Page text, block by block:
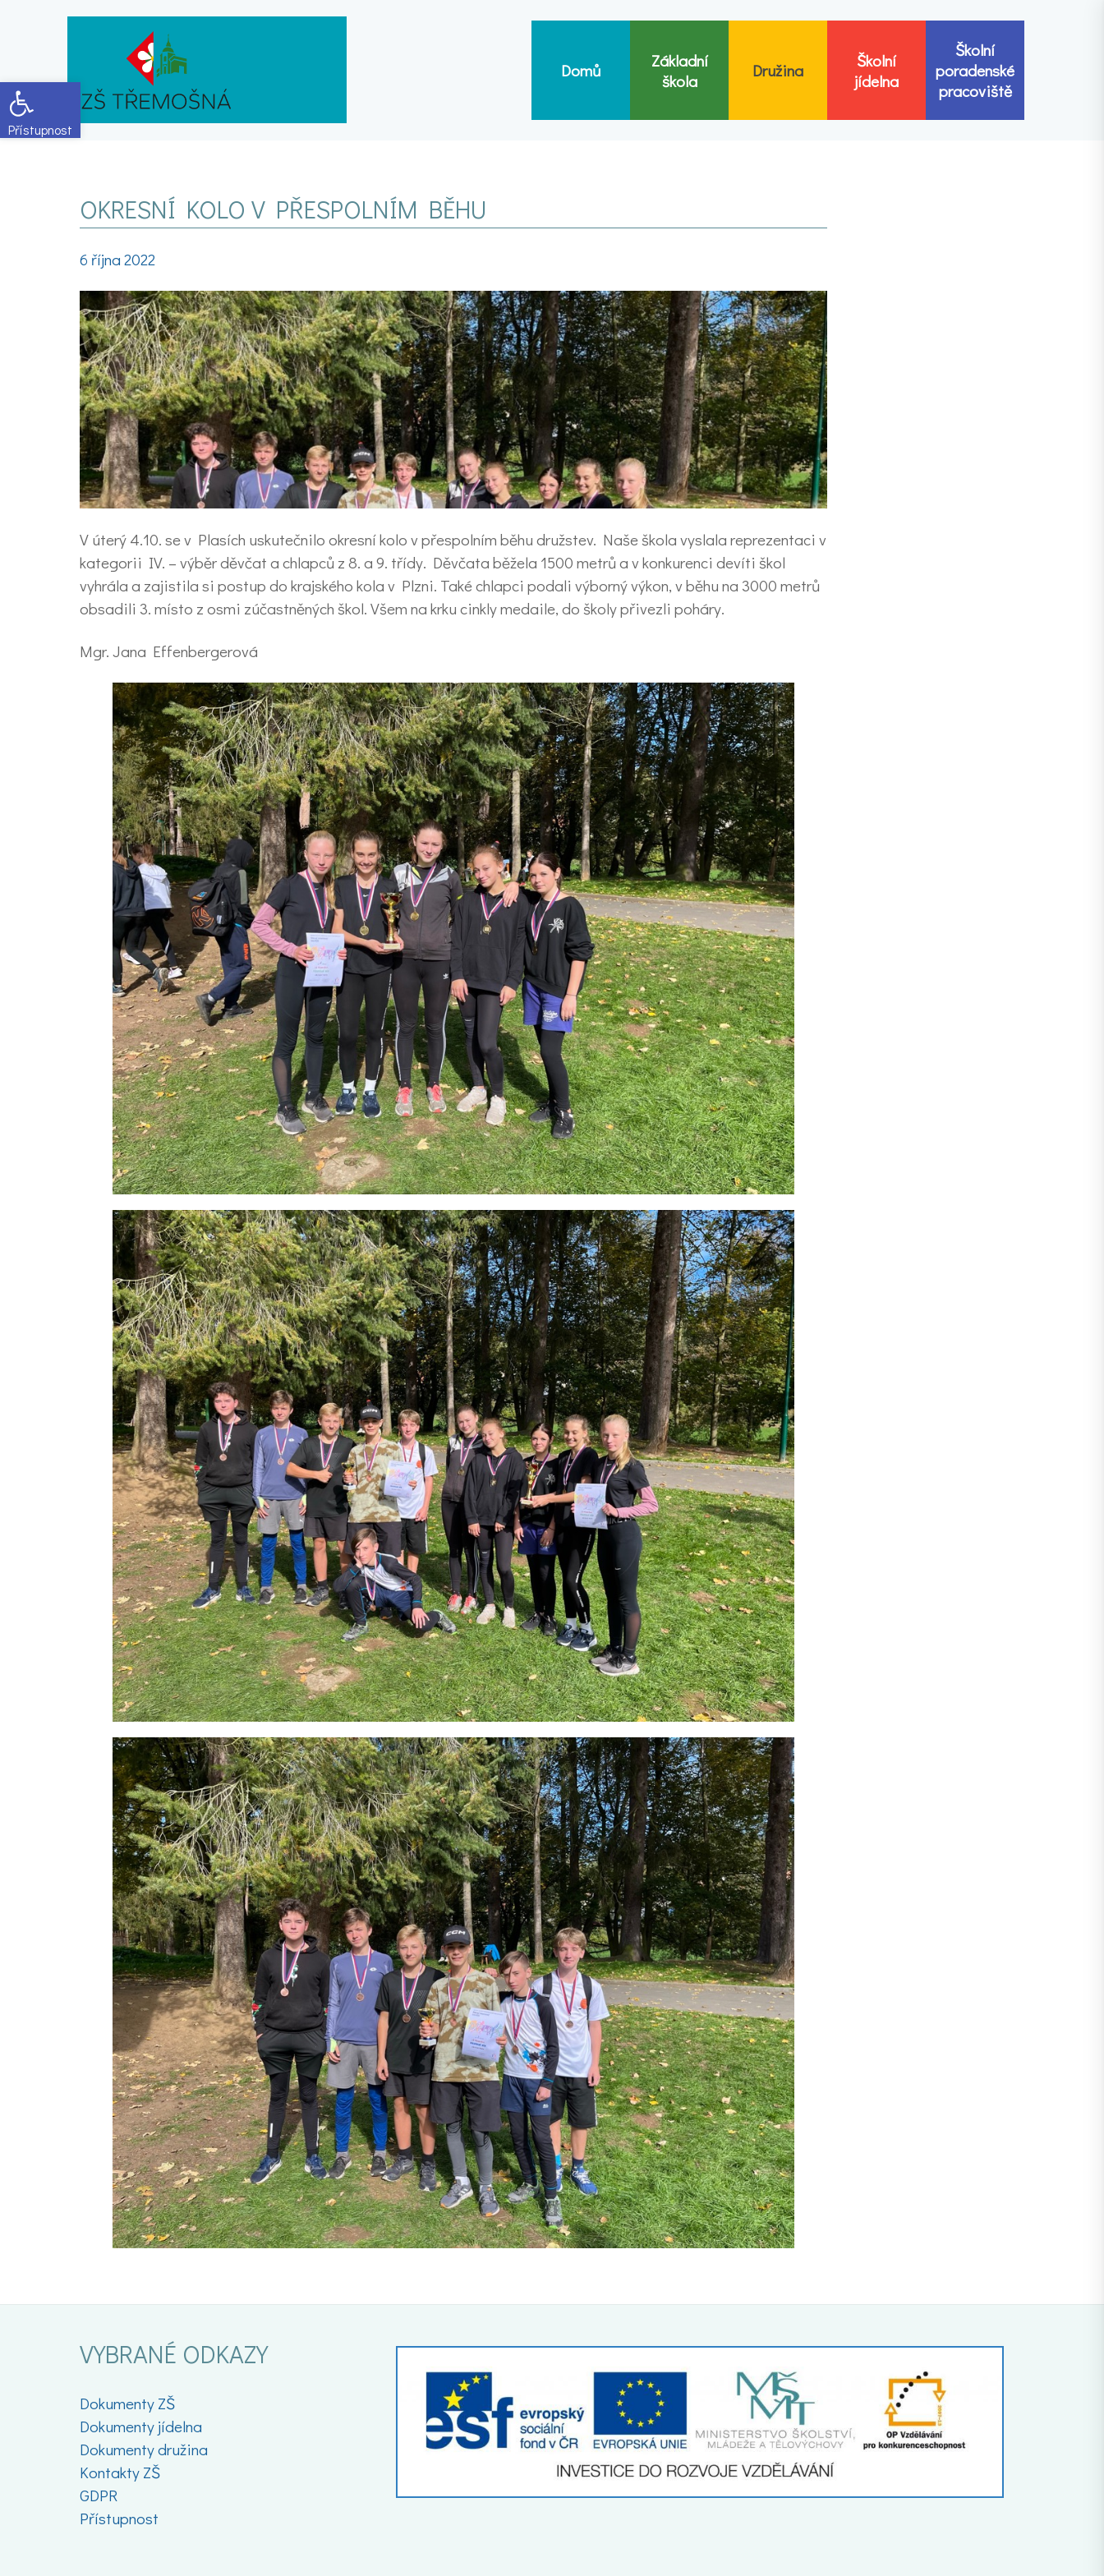
Open toolbar
Domů
Základní
škola
Družina
Školní
jídelna
Školní
poradenské
pracoviště
OKRESNÍ KOLO V PŘESPOLNÍM BĚHU
6 října 2022
V úterý 4.10. se v Plasích uskutečnilo okresní kolo v přespolním běhu družstev. Naše škola vyslala reprezentaci v
kategorii IV. – výběr děvčat a chlapců z 8. a 9. třídy. Děvčata běžela 1500 metrů a v konkurenci devíti škol
vyhrála a zajistila si postup do krajského kola v Plzni. Také chlapci podali výborný výkon, v běhu na 3000 metrů
obsadili 3. místo z osmi zúčastněných škol. Všem na krku cinkly medaile, do školy přivezli poháry.
Mgr. Jana Effenbergerová
VYBRANÉ ODKAZY
Dokumenty ZŠ
Dokumenty jídelna
Dokumenty družina
Kontakty ZŠ
GDPR
Přístupnost